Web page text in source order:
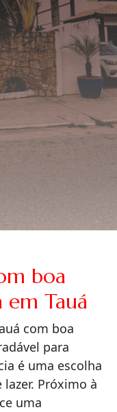
boa
em Tauá
com boa
para
é uma escolha
Próximo à
uma